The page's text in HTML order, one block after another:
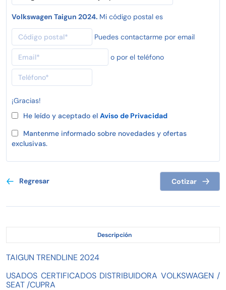
Volkswagen Taigun 2024. Mi código postal es
Puedes contactarme por email
o por el teléfono
¡Gracias!
He leído y aceptado el Aviso de Privacidad
Mantenme informado sobre novedades y ofertas
exclusivas.
Regresar Cotizar
Descripción
TAIGUN TRENDLINE 2024
USADOS CERTIFICADOS DISTRIBUIDORA VOLKSWAGEN /
SEAT /CUPRA